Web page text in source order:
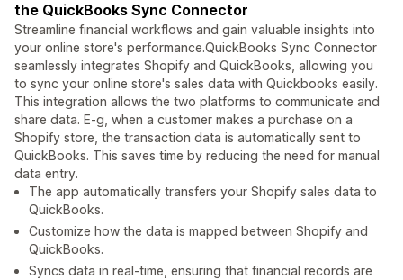
the QuickBooks Sync Connector
Streamline financial workflows and gain valuable insights into
your online store's performance.QuickBooks Sync Connector
seamlessly integrates Shopify and QuickBooks, allowing you
to sync your online store's sales data with Quickbooks easily.
This integration allows the two platforms to communicate and
share data. E-g, when a customer makes a purchase on a
Shopify store, the transaction data is automatically sent to
QuickBooks. This saves time by reducing the need for manual
data entry.
The app automatically transfers your Shopify sales data to
QuickBooks.
Customize how the data is mapped between Shopify and
QuickBooks.
Syncs data in real-time, ensuring that financial records are